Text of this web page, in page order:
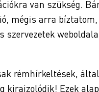
van szükség.
mégis arra bíztatom,
szervezetek
rémhírkeltések,
kirajzolódik! Ezek